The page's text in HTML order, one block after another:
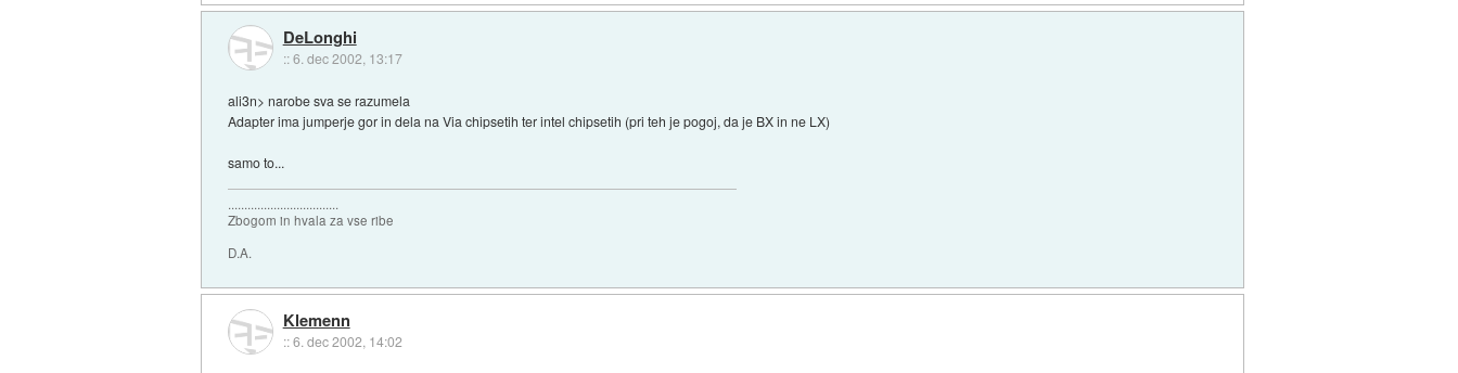
DeLonghi
::6. dec 2002, 13:17
ali3n> narobe sva se razumela
Adapter ima jumperje gor in dela na Via chipsetih ter intel chipsetih (pri teh je pogoj, da je BX in ne LX)
samo to...
..................................
Zbogom in hvala za vse ribe
D.A.
Klemenn
::6. dec 2002, 14:02